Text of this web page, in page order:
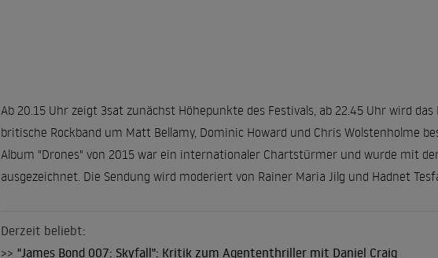
Ab 20.15 Uhr zeigt 3sat zunächst Höhepunkte des Festivals, ab 22.45 Uhr wird
britische Rockband um Matt Bellamy, Dominic Howard und Chris Wolstenholme
Album "Drones" von 2015 war ein internationaler Chartstürmer und wurde mit
ausgezeichnet. Die Sendung wird moderiert von Rainer Maria Jilg und Hadnet
Derzeit beliebt:
>> "James Bond 007: Skyfall": Kritik zum Agententhriller mit Daniel Craig